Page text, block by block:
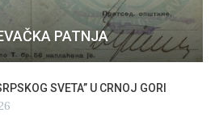
PATNJA
SVETA” U CRNOJ GORI